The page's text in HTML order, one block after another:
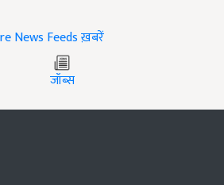
ख़बरें
जॉब्स